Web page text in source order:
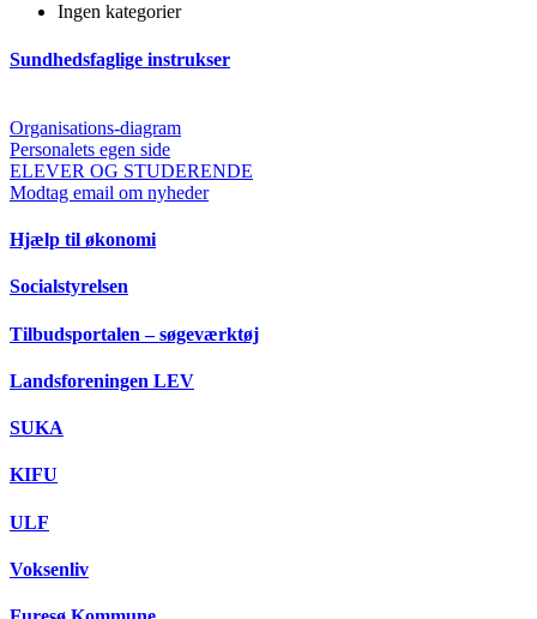
Ingen kategorier
Sundhedsfaglige instrukser
Organisations-diagram
Personalets egen side
ELEVER OG STUDERENDE
Modtag email om nyheder
Hjælp til økonomi
Socialstyrelsen
Tilbudsportalen – søgeværktøj
Landsforeningen LEV
SUKA
KIFU
ULF
Voksenliv